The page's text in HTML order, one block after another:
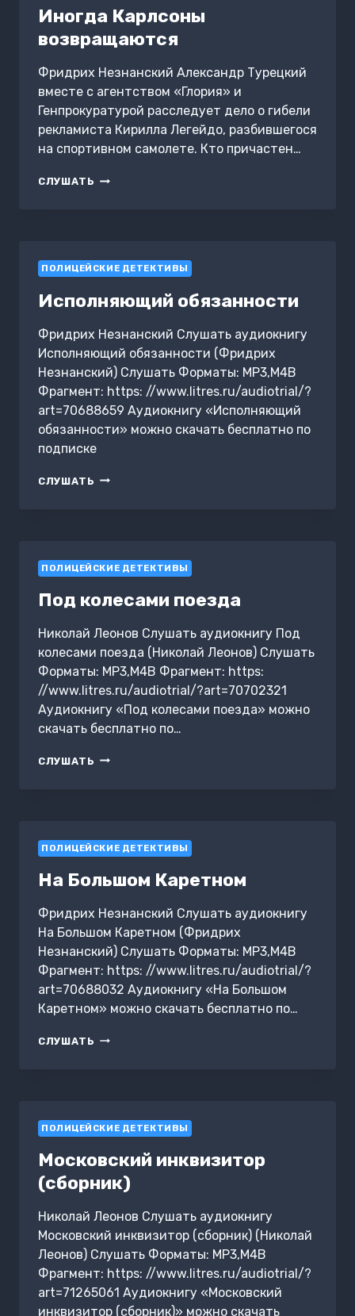
Иногда Карлсоны
возвращаются
Фридрих Незнанский Александр Турецкий
вместе с агентством «Глория» и
Генпрокуратурой расследует дело о гибели
рекламиста Кирилла Легейдо, разбившегося
на спортивном самолете. Кто причастен…
СЛУШАТЬ ИНОГДА
ПОЛИЦЕЙСКИЕ ДЕТЕКТИВЫ
Исполняющий обязанности
Фридрих Незнанский Слушать аудиокнигу
Исполняющий обязанности (Фридрих
Незнанский) Слушать Форматы: MP3,M4B
Фрагмент: https: //www.litres.ru/audiotrial/?
art=70688659 Аудиокнигу «Исполняющий
обязанности» можно скачать бесплатно по
подписке
СЛУШАТЬ ИСПОЛНЯЮЩИЙ
ПОЛИЦЕЙСКИЕ ДЕТЕКТИВЫ
Под колесами поезда
Николай Леонов Слушать аудиокнигу Под
колесами поезда (Николай Леонов) Слушать
Форматы: MP3,M4B Фрагмент: https:
//www.litres.ru/audiotrial/?art=70702321
Аудиокнигу «Под колесами поезда» можно
скачать бесплатно по…
СЛУШАТЬ ПОД
ПОЛИЦЕЙСКИЕ ДЕТЕКТИВЫ
На Большом Каретном
Фридрих Незнанский Слушать аудиокнигу
На Большом Каретном (Фридрих
Незнанский) Слушать Форматы: MP3,M4B
Фрагмент: https: //www.litres.ru/audiotrial/?
art=70688032 Аудиокнигу «На Большом
Каретном» можно скачать бесплатно по…
СЛУШАТЬ НА
ПОЛИЦЕЙСКИЕ ДЕТЕКТИВЫ
Московский инквизитор
(сборник)
Николай Леонов Слушать аудиокнигу
Московский инквизитор (сборник) (Николай
Леонов) Слушать Форматы: MP3,M4B
Фрагмент: https: //www.litres.ru/audiotrial/?
art=71265061 Аудиокнигу «Московский
инквизитор (сборник)» можно скачать